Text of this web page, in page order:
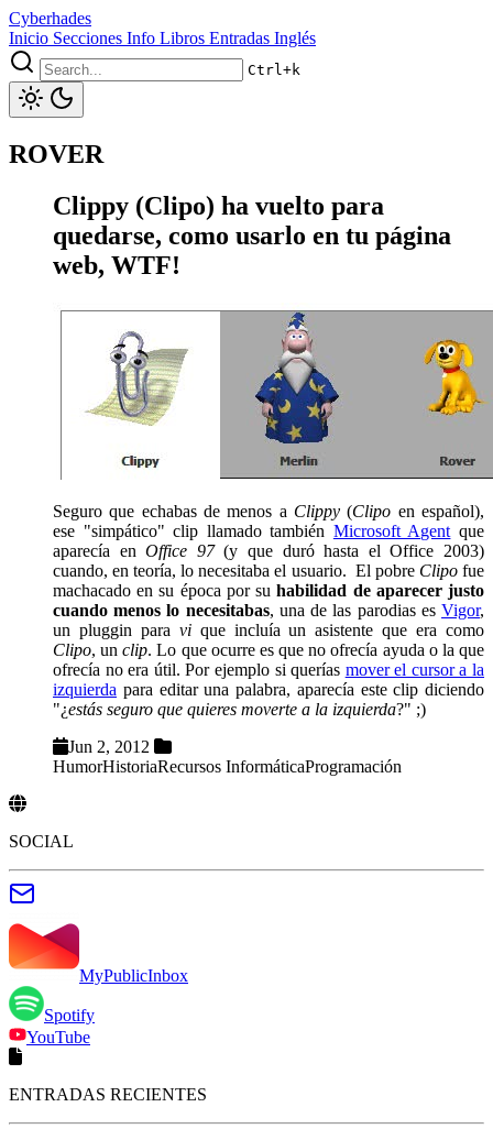
Cyberhades
Inicio Secciones Info Libros Entradas Inglés
Ctrl+k
ROVER
Clippy (Clipo) ha vuelto para
quedarse, como usarlo en tu página
web, WTF!
Seguro que echabas de menos a Clippy (Clipo en español),
ese "simpático" clip llamado también Microsoft Agent que
aparecía enOffice 97(y que duró hasta el Office 2003)
cuando, en teoría, lo necesitaba el usuario. El pobre Clipofue
machacado en su época por suhabilidad de aparecer justo
cuando menos lo necesitabas, una de las parodias esVigor,
un pluggin para vique incluía un asistente que era como
Clipo, unclip. Lo que ocurre es que no ofrecía ayuda o la que
ofrecía no era útil. Por ejemplo si querías mover el cursor a la
izquierda para editar una palabra, aparecía este clip diciendo
"¿estás seguro que quieres moverte a la izquierda?" ;)
Jun 2, 2012
HumorHistoriaRecursos InformáticaProgramación
SOCIAL
MyPublicInbox
Spotify
YouTube
ENTRADAS RECIENTES